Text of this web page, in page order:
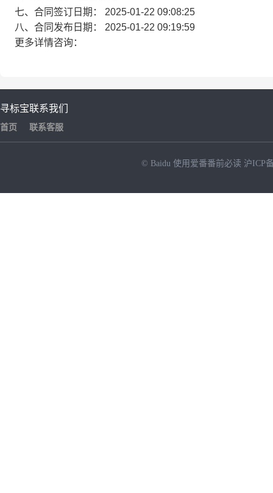
七、合同签订日期： 2025-01-22 09:08:25
八、合同发布日期： 2025-01-22 09:19:59
更多详情咨询：
寻标宝
首页
联系我们
联系客服
© Baidu 使用爱番番前必读 沪ICP